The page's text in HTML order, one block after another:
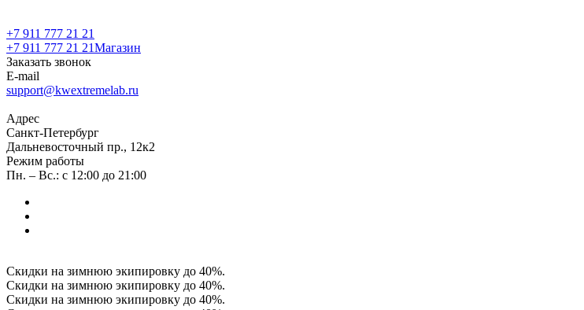
+7 911 777 21 21
+7 911 777 21 21Магазин
Заказать звонок
E-mail
support@kwextremelab.ru
Адрес
Санкт-Петербург
Дальневосточный пр., 12к2
Режим работы
Пн. – Вс.: с 12:00 до 21:00
Скидки на зимнюю экипировку до 40%.
Скидки на зимнюю экипировку до 40%.
Скидки на зимнюю экипировку до 40%.